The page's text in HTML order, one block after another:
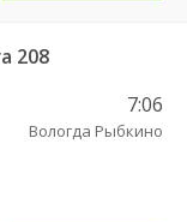
208
7:06
Вологда Рыбкино